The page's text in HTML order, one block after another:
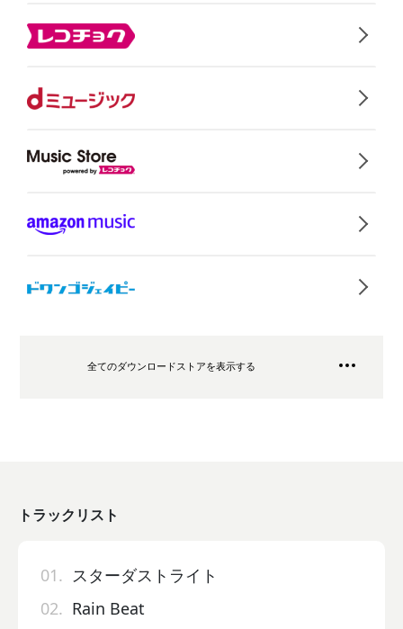
全てのダウンロードストアを表示する
トラックリスト
01. スターダストライト
02. Rain Beat